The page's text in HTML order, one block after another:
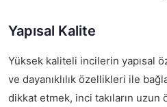
Yapısal Kalite
Yüksek kaliteli incilerin yapısal
ve dayanıklılık özellikleri ile
dikkat etmek, inci takıların uzun